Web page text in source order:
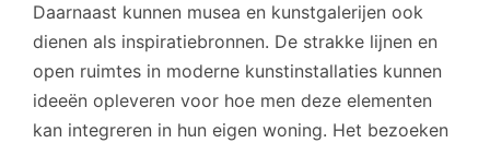
Daarnaast kunnen musea en kunstgalerijen ook
dienen als inspiratiebronnen. De strakke lijnen en
open ruimtes in moderne kunstinstallaties kunnen
ideeën opleveren voor hoe men deze elementen
kan integreren in hun eigen woning. Het bezoeken